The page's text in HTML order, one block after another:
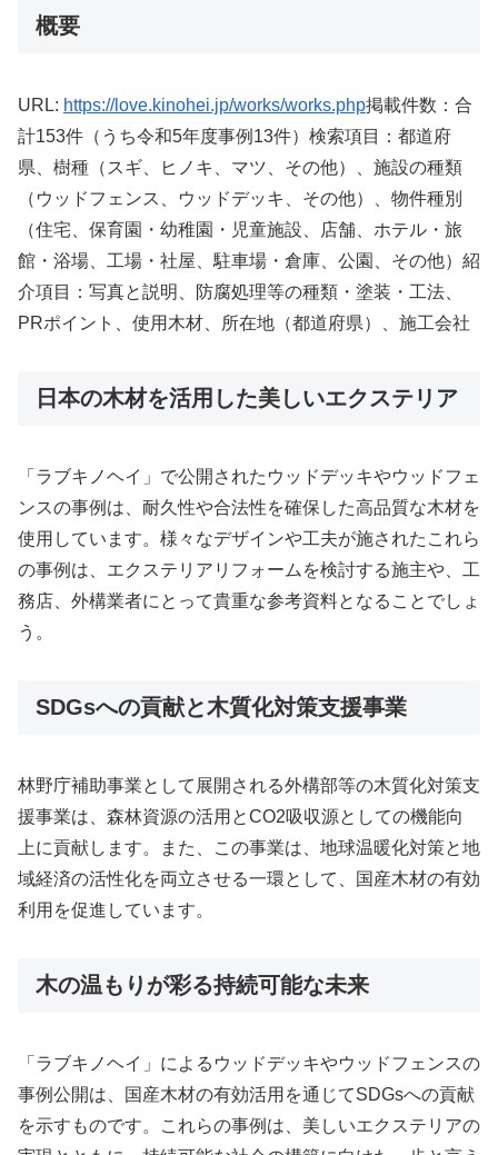
概要
URL: https://love.kinohei.jp/works/works.php掲載件数：合
計153件（うち令和5年度事例13件）検索項目：都道府
県、樹種（スギ、ヒノキ、マツ、その他）、施設の種類
（ウッドフェンス、ウッドデッキ、その他）、物件種別
（住宅、保育園・幼稚園・児童施設、店舗、ホテル・旅
館・浴場、工場・社屋、駐車場・倉庫、公園、その他）紹
介項目：写真と説明、防腐処理等の種類・塗装・工法、
PRポイント、使用木材、所在地（都道府県）、施工会社
日本の木材を活用した美しいエクステリア
「ラブキノヘイ」で公開されたウッドデッキやウッドフェ
ンスの事例は、耐久性や合法性を確保した高品質な木材を
使用しています。様々なデザインや工夫が施されたこれら
の事例は、エクステリアリフォームを検討する施主や、工
務店、外構業者にとって貴重な参考資料となることでしょ
う。
SDGsへの貢献と木質化対策支援事業
林野庁補助事業として展開される外構部等の木質化対策支
援事業は、森林資源の活用とCO2吸収源としての機能向
上に貢献します。また、この事業は、地球温暖化対策と地
域経済の活性化を両立させる一環として、国産木材の有効
利用を促進しています。
木の温もりが彩る持続可能な未来
「ラブキノヘイ」によるウッドデッキやウッドフェンスの
事例公開は、国産木材の有効活用を通じてSDGsへの貢献
を示すものです。これらの事例は、美しいエクステリアの